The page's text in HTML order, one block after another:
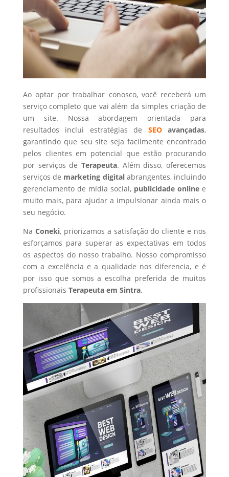
Ao optar por trabalhar conosco, você receberá um
serviço completo que vai além da simples criação de
um site. Nossa abordagem orientada para
resultados inclui estratégias de SEOavançadas,
garantindo que seu site seja facilmente encontrado
pelos clientes em potencial que estão procurando
por serviços de Terapeuta. Além disso, oferecemos
serviços de marketing digital abrangentes, incluindo
gerenciamento de mídia social, publicidade online e
muito mais, para ajudar a impulsionar ainda mais o
seu negócio.
Na Coneki, priorizamos a satisfação do cliente e nos
esforçamos para superar as expectativas em todos
os aspectos do nosso trabalho. Nosso compromisso
com a excelência e a qualidade nos diferencia, e é
por isso que somos a escolha preferida de muitos
profissionais Terapeutaem Sintra.